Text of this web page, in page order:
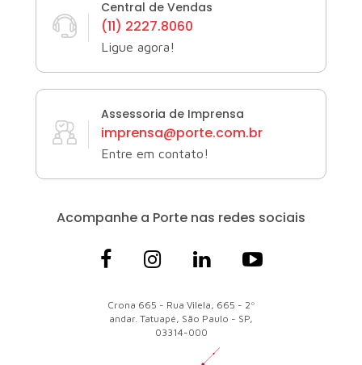
Central de Vendas
(11) 2227.8060
Ligue agora!
Assessoria de Imprensa
imprensa@porte.com.br
Entre em contato!
Acompanhe a Porte nas redes sociais
Crona 665 - Rua Vilela, 665 - 2º
andar. Tatuapé, São Paulo - SP,
03314-000